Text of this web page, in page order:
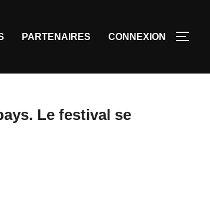
PARTENAIRES CONNEXION
Le festival se